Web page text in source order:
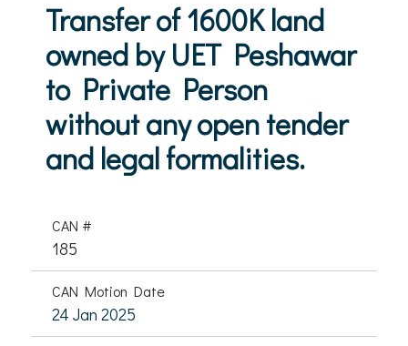
Transfer of 1600K land
owned by UET Peshawar
to Private Person
without any open tender
and legal formalities.
CAN #
185
CAN Motion Date
24 Jan 2025